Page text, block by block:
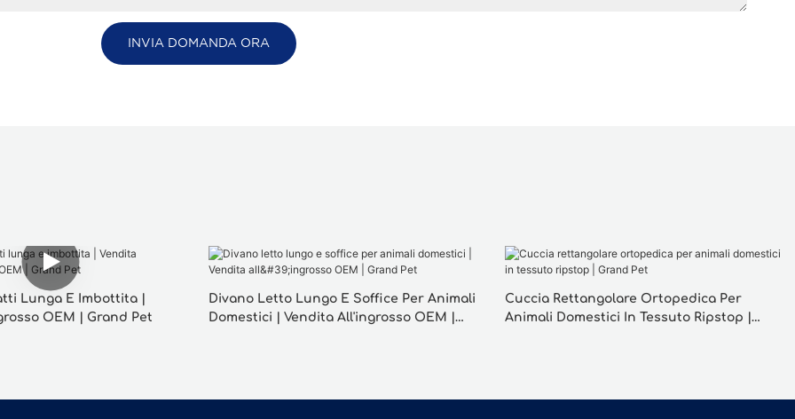
INVIA DOMANDA ORA
Lunga E Imbottita |
OEM | Grand Pet
Divano Letto Lungo E Soffice Per Animali
Domestici | Vendita All'ingrosso OEM |
Cuccia Rettangolare Ortopedica Per
Animali Domestici In Tessuto Ripstop |